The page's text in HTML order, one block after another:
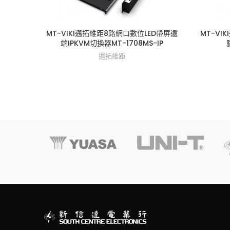
MT-VIKI邁拓維距8路網口數位LED帶屏遠
端IPKVM切換器MT-1708MS-IP
邁拓維距
MT-VIKI